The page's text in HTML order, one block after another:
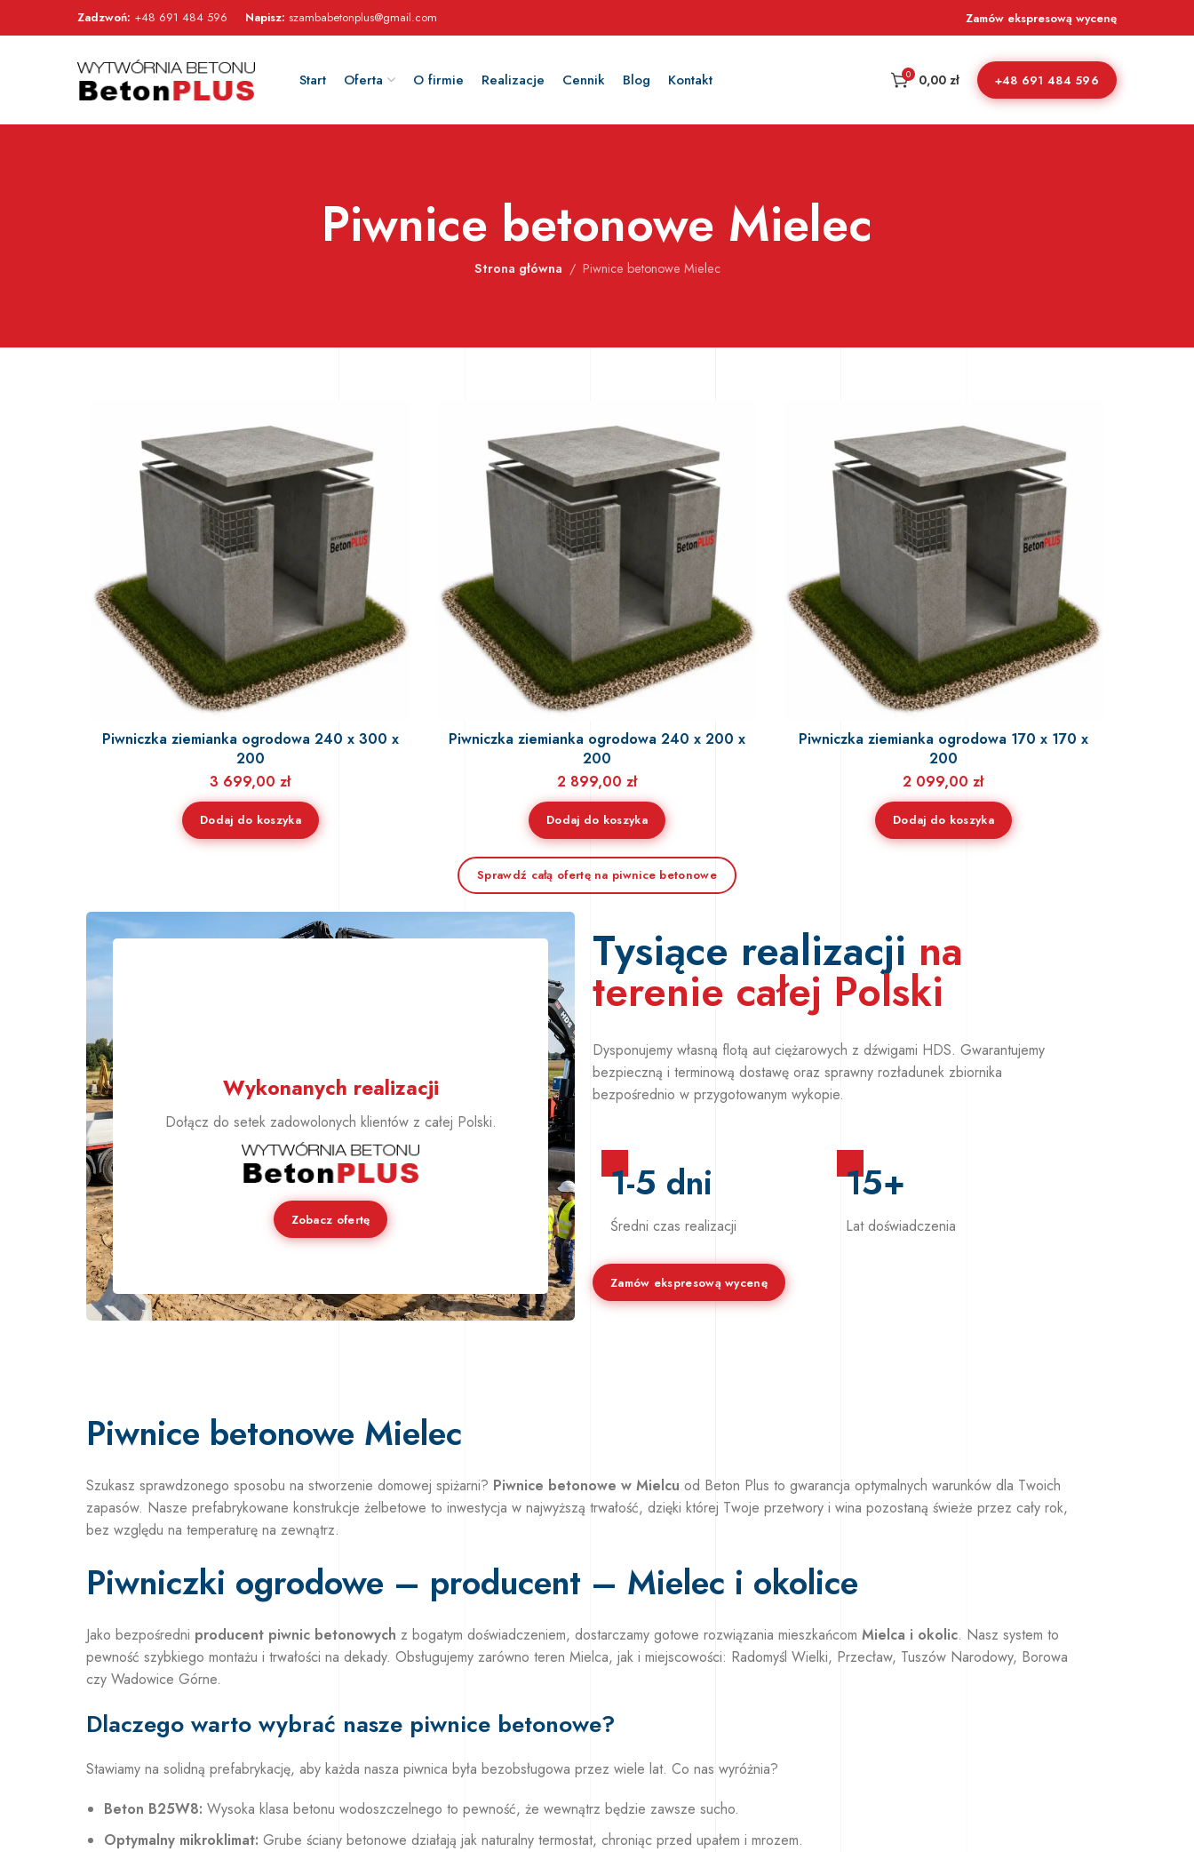
Zadzwoń: +48 691 484 596 Napisz: szambabetonplus@gmail.com Zamów ekspresową wycenę
Start Oferta O firmie Realizacje Cennik Blog Kontakt 0 0,00 zł +48 691 484 596
Piwnice betonowe Mielec
Strona główna Piwnice betonowe Mielec
Piwniczka ziemianka ogrodowa 240 x 300 x
200
3 699,00zł
Dodaj do koszyka
Piwniczka ziemianka ogrodowa 240 x 200 x
200
2 899,00 zł
Dodaj do koszyka
Piwniczka ziemianka ogrodowa 170 x 170 x
200
2 099,00zł
Dodaj do koszyka
Sprawdź całą ofertę na piwnice betonowe
Wykonanych realizacji
Dołącz do setek zadowolonych klientów z całej Polski.
Zobacz ofertę
Tysiące realizacji na
terenie całej Polski
Dysponujemy własną flotą aut ciężarowych z dźwigami HDS. Gwarantujemy
bezpieczną i terminową dostawę oraz sprawny rozładunek zbiornika
bezpośrednio w przygotowanym wykopie.
1-5 dni
Średni czas realizacji
15+
Lat doświadczenia
Zamów ekspresową wycenę
Piwnice betonowe Mielec
Szukasz sprawdzonego sposobu na stworzenie domowej spiżarni? Piwnice betonowe w Mielcu od Beton Plus to gwarancja optymalnych warunków dla Twoich
zapasów. Nasze prefabrykowane konstrukcje żelbetowe to inwestycja w najwyższą trwałość, dzięki której Twoje przetwory i wina pozostaną świeże przez cały rok,
bez względu na temperaturę na zewnątrz.
Piwniczki ogrodowe – producent – Mielec i okolice
Jako bezpośredni producent piwnic betonowych z bogatym doświadczeniem, dostarczamy gotowe rozwiązania mieszkańcom Mielca i okolic. Nasz system to
pewność szybkiego montażu i trwałości na dekady. Obsługujemy zarówno teren Mielca, jak i miejscowości: Radomyśl Wielki, Przecław, Tuszów Narodowy, Borowa
czy Wadowice Górne.
Dlaczego warto wybrać nasze piwnice betonowe?
Stawiamy na solidną prefabrykację, aby każda nasza piwnica była bezobsługowa przez wiele lat. Co nas wyróżnia?
Beton B25W8: Wysoka klasa betonu wodoszczelnego to pewność, że wewnątrz będzie zawsze sucho.
Optymalny mikroklimat: Grube ściany betonowe działają jak naturalny termostat, chroniąc przed upałem i mrozem.